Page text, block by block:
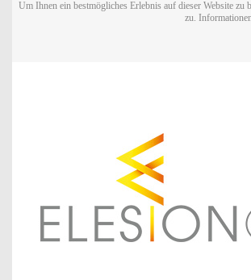
Um Ihnen ein bestmögliches Erlebnis auf dieser Website
zu.